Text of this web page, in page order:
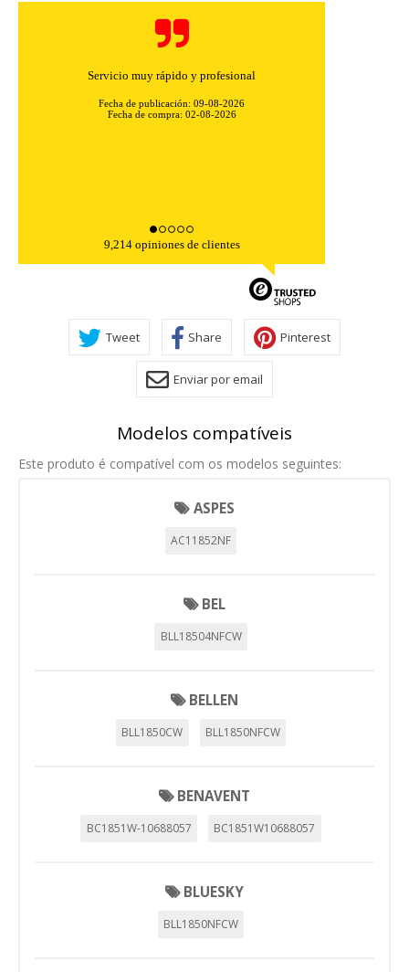
Buena yrapida
Fecha de publicación: 08-08-2026
Fecha de compra: 01-08-2026
9,214 opiniones de clientes
Tweet Share Pinterest
Enviar por email
Modelos compatíveis
Este produto é compatível com os modelos seguintes:
ASPES
AC11852NF
BEL
BLL18504NFCW
BELLEN
BLL1850CW BLL1850NFCW
BENAVENT
BC1851W-10688057 BC1851W10688057
BLUESKY
BLL1850NFCW